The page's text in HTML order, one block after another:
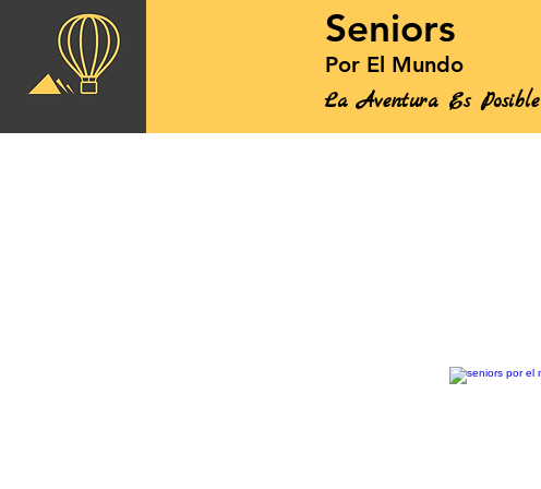
Seniors
Por El Mundo
La Aventura Es Posible